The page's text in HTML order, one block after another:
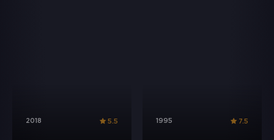
2018 5.5 1995 7.5